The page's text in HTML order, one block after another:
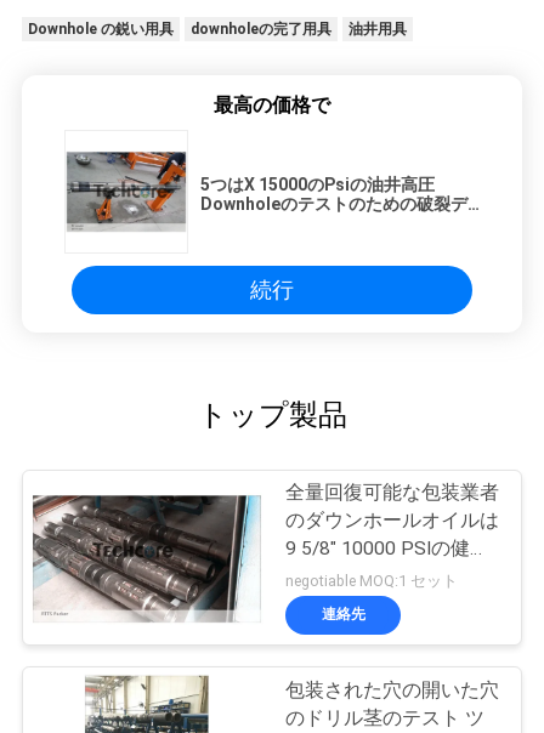
Downhole の鋭い用具 downholeの完了用具 油井用具
最高の価格で
5つはX 15000のPsiの油井高圧
Downholeのテストのための破裂デ
続行
トップ製品
全量回復可能な包装業者
のダウンホールオイルは
9 5/8" 10000 PSIの健康
なテストに用具を使いま
す
negotiable MOQ:1 セット
連絡先
包装された穴の開いた穴
のドリル茎のテスト ツ